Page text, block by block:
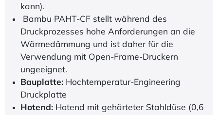
kann).
Bambu PAHT-CF stellt während des
Druckprozesses hohe Anforderungen an die
Wärmedämmung und ist daher für die
Verwendung mit Open-Frame-Druckern
ungeeignet.
Bauplatte: Hochtemperatur-Engineering
Druckplatte
Hotend: Hotend mit gehärteter Stahldüse (0,6